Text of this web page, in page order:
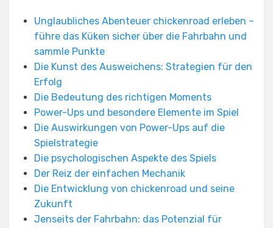
Unglaubliches Abenteuer chickenroad erleben –
führe das Küken sicher über die Fahrbahn und
sammle Punkte
Die Kunst des Ausweichens: Strategien für den
Erfolg
Die Bedeutung des richtigen Moments
Power-Ups und besondere Elemente im Spiel
Die Auswirkungen von Power-Ups auf die
Spielstrategie
Die psychologischen Aspekte des Spiels
Der Reiz der einfachen Mechanik
Die Entwicklung von chickenroad und seine
Zukunft
Jenseits der Fahrbahn: das Potenzial für